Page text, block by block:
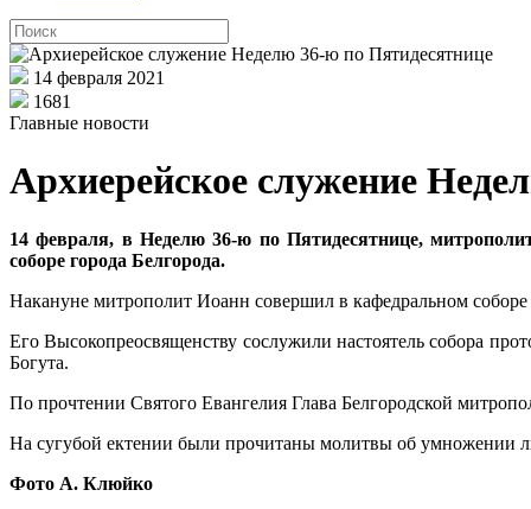
14 февраля 2021
1681
Главные новости
Архиерейское служение
14 февраля, в Неделю 36-ю по Пятидесятнице,
соборе города Белгорода.
Накануне митрополит Иоанн совершил в кафедральном
Его Высокопреосвященству сослужили настоятель собора
Богута.
По прочтении Святого Евангелия Глава Белгородской
На сугубой ектении были прочитаны молитвы об умножении
Фото А. Клюйко